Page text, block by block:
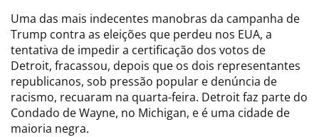
Uma das mais indecentes manobras da campanha de
Trump contra as eleições que perdeu nos EUA, a
tentativa de impedir a certificação dos votos de
Detroit, fracassou, depois que os dois representantes
republicanos, sob pressão popular e denúncia de
racismo, recuaram na quarta-feira. Detroit faz parte do
Condado de Wayne, no Michigan, e é uma cidade de
maioria negra.